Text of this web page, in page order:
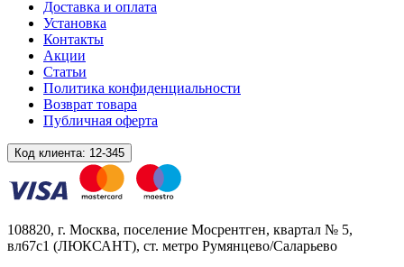
Доставка и оплата
Установка
Контакты
Акции
Статьи
Политика конфиденциальности
Возврат товара
Публичная оферта
Код клиента: 12-345
108820, г. Москва, поселение Мосрентген, квартал № 5,
вл67с1 (ЛЮКСАНТ), ст. метро Румянцево/Саларьево